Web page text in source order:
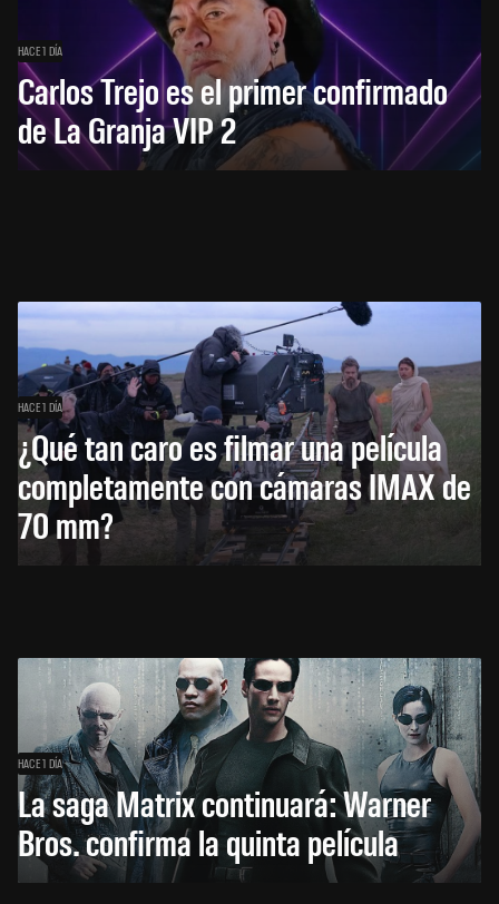
HACE 1 DÍA
Carlos Trejo es el primer confirmado
de La Granja VIP 2
HACE 1 DÍA
¿Qué tan caro es filmar una película
completamente con cámaras IMAX de
70 mm?
HACE 1 DÍA
La saga Matrix continuará: Warner
Bros. confirma la quinta película